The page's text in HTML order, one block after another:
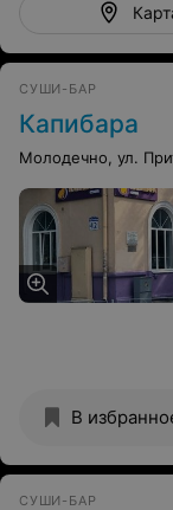
СУШИ-БАР
Капибара
Молодечно, ул.
В
СУШИ-БАР